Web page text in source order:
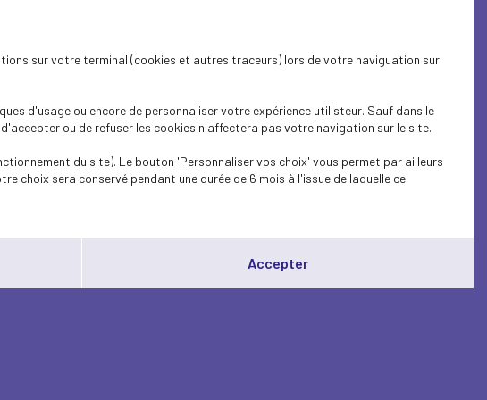
sur votre terminal (cookies et autres traceurs) lors de votre naviguation sur
d'usage ou encore de personnaliser votre expérience utilisteur. Sauf dans le
ou de refuser les cookies n'affectera pas votre navigation sur le site.
du site). Le bouton 'Personnaliser vos choix' vous permet par ailleurs
choix sera conservé pendant une durée de 6 mois à l'issue de laquelle ce
Accepter